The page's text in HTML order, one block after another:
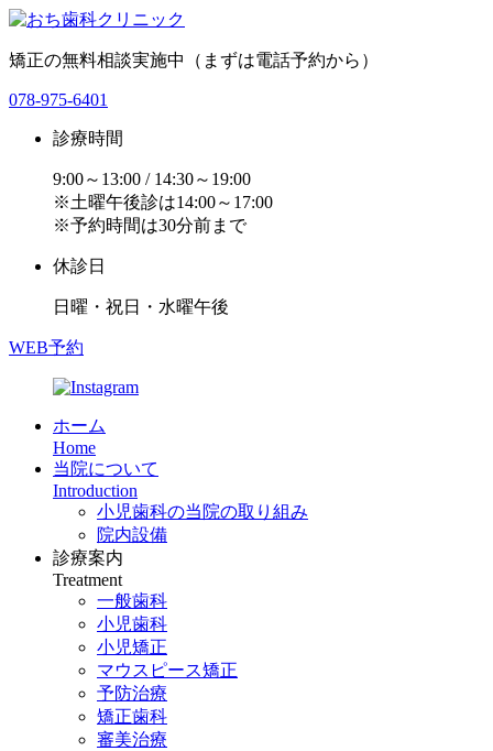
矯正の無料相談実施中（まずは電話予約から）
078-975-6401
診療時間
9:00～13:00 / 14:30～19:00
※土曜午後診は14:00～17:00
※予約時間は30分前まで
休診日
日曜・祝日・水曜午後
WEB予約
ホーム
Home
当院について
Introduction
小児歯科の当院の取り組み
院内設備
診療案内
Treatment
一般歯科
小児歯科
小児矯正
マウスピース矯正
予防治療
矯正歯科
審美治療